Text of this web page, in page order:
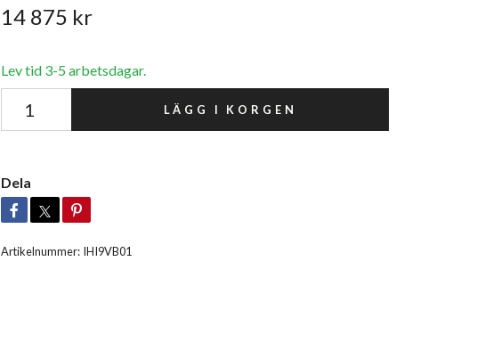
14 875 kr
Lev tid 3-5 arbetsdagar.
LÄGG I KORGEN
Dela
Artikelnummer: IHI9VB01